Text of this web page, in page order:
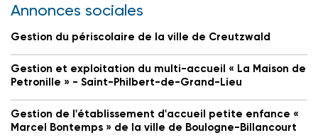
Annonces sociales
Gestion du périscolaire de la ville de Creutzwald
Gestion et exploitation du multi-accueil « La Maison de
Petronille » - Saint-Philbert-de-Grand-Lieu
Gestion de l'établissement d'accueil petite enfance «
Marcel Bontemps » de la ville de Boulogne-Billancourt